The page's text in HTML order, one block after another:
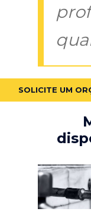
SOLICITE UM